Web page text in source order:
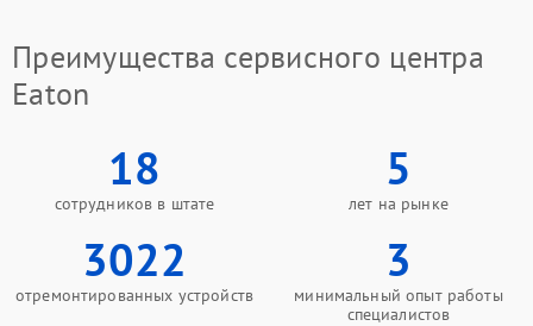
Преимущества сервисного центра
Eaton
18
сотрудников в штате
5
лет на рынке
3022
отремонтированных устройств
3
минимальный опыт работы
специалистов